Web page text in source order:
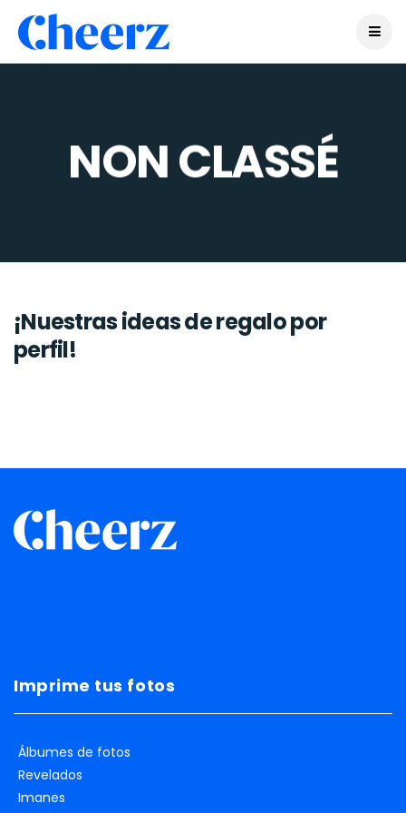
NON CLASSÉ
¡Nuestras ideas de regalo por
perfil!
Imprime tus fotos
Álbumes de fotos
Revelados
Imanes